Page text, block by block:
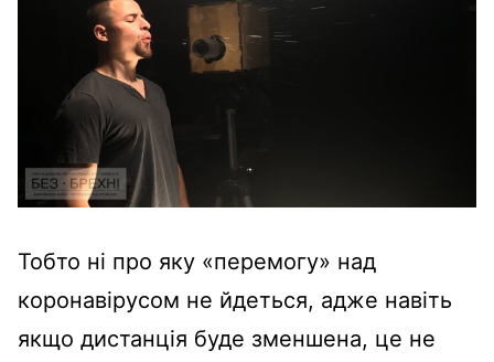
Тобто ні про яку «перемогу» над
коронавірусом не йдеться, адже навіть
якщо дистанція буде зменшена, це не